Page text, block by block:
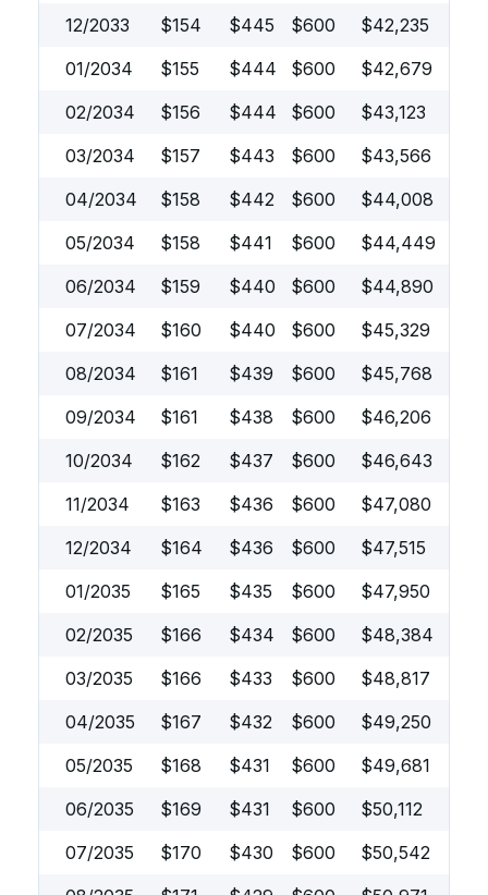
12/2033
$154 $445 $600 $42,235
01/2034
$155 $444 $600 $42,679
02/2034
$156 $444 $600 $43,123
03/2034
$157 $443 $600 $43,566
04/2034
$158 $442 $600 $44,008
05/2034
$158 $441 $600 $44,449
06/2034
$159 $440 $600 $44,890
07/2034
$160 $440 $600 $45,329
08/2034
$161 $439 $600 $45,768
09/2034
$161 $438 $600 $46,206
10/2034
$162 $437 $600 $46,643
11/2034
$163 $436 $600 $47,080
12/2034
$164 $436 $600 $47,515
01/2035
$165 $435 $600 $47,950
02/2035
$166 $434 $600 $48,384
03/2035
$166 $433 $600 $48,817
04/2035
$167 $432 $600 $49,250
05/2035
$168 $431 $600 $49,681
06/2035
$169 $431 $600 $50,112
07/2035
$170 $430 $600 $50,542